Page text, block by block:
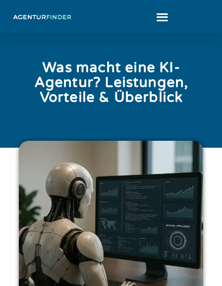
Was macht eine KI-
Agentur? Leistungen,
Vorteile & Überblick